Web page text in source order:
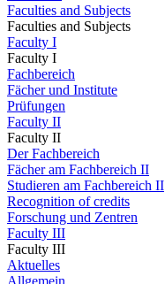
Faculties and Subjects
Faculties and Subjects
Faculty I
Faculty I
Fachbereich
Fächer und Institute
Prüfungen
Faculty II
Faculty II
Der Fachbereich
Fächer am Fachbereich II
Studieren am Fachbereich II
Recognition of credits
Forschung und Zentren
Faculty III
Faculty III
Aktuelles
Allgemein